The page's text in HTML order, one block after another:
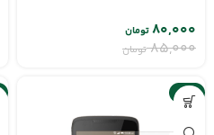
۸۵,۰۰۰ تومان
۸۰,۰۰۰تومان
-6%